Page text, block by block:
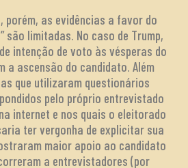
porém, as evidências a favor do
são limitadas. No caso de Trump,
intenção de voto às vésperas do
a ascensão do candidato. Além
que utilizaram questionários
pelo próprio entrevistado
internet e nos quais o eleitorado
ter vergonha de explicitar sua
maior apoio ao candidato
a entrevistadores (por